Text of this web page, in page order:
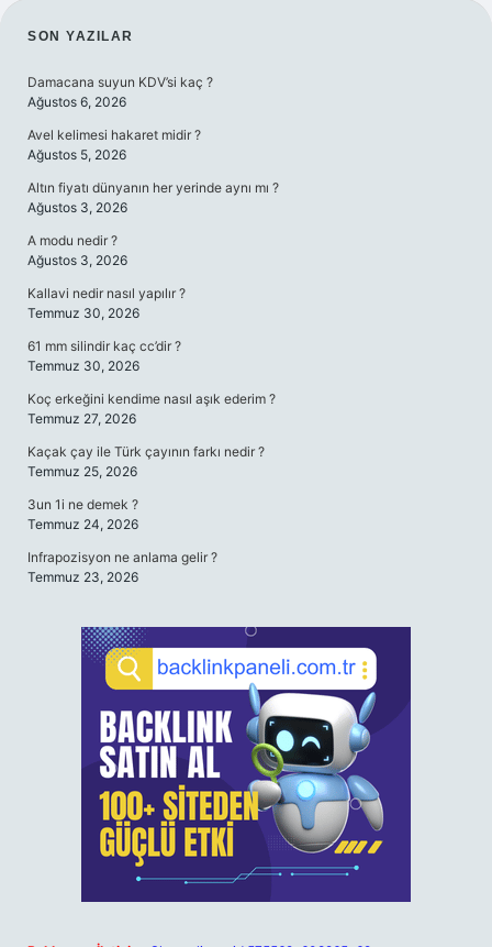
SIDEBAR
SON YAZILAR
Damacana suyun KDV’si kaç ?
Ağustos 6, 2026
Avel kelimesi hakaret midir ?
Ağustos 5, 2026
Altın fiyatı dünyanın her yerinde aynı mı ?
Ağustos 3, 2026
A modu nedir ?
Ağustos 3, 2026
Kallavi nedir nasıl yapılır ?
Temmuz 30, 2026
61 mm silindir kaç cc’dir ?
Temmuz 30, 2026
Koç erkeğini kendime nasıl aşık ederim ?
Temmuz 27, 2026
Kaçak çay ile Türk çayının farkı nedir ?
Temmuz 25, 2026
3un 1i ne demek ?
Temmuz 24, 2026
Infrapozisyon ne anlama gelir ?
Temmuz 23, 2026